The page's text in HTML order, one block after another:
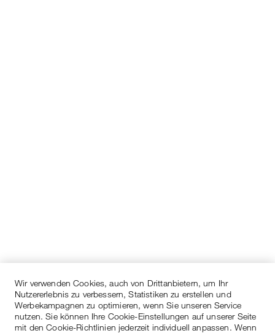
Wir verwenden Cookies, auch von Drittanbietern, um Ihr
Nutzererlebnis zu verbessern, Statistiken zu erstellen und
Werbekampagnen zu optimieren, wenn Sie unseren Service
nutzen. Sie können Ihre Cookie-Einstellungen auf unserer Seite
mit den Cookie-Richtlinien jederzeit individuell anpassen. Wenn